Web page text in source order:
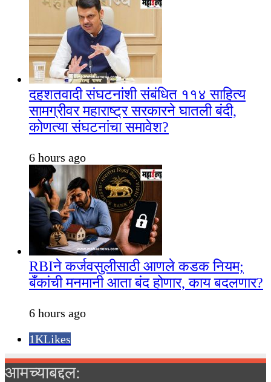
दहशतवादी संघटनांशी संबंधित ११४ साहित्य
सामग्रीवर महाराष्ट्र सरकारने घातली बंदी,
कोणत्या संघटनांचा समावेश?
6 hours ago
RBIने कर्जवसुलीसाठी आणले कडक नियम;
बँकांची मनमानी आता बंद होणार, काय बदलणार?
6 hours ago
1KLikes
आमच्याबद्दल: